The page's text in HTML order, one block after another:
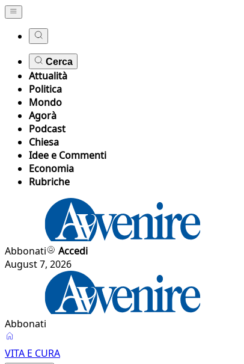
Cerca
Attualità
Politica
Mondo
Agorà
Podcast
Chiesa
Idee e Commenti
Economia
Rubriche
Abbonati
Accedi
August 7, 2026
Abbonati
VITA E CURA